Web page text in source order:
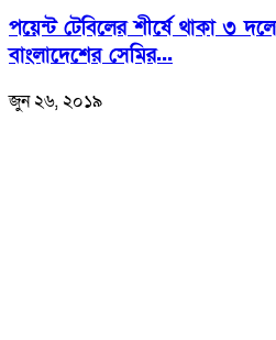
পয়েন্ট টেবিলের শীর্ষে থাকা ৩
বাংলাদেশের সেমির...
জুন ২৬, ২০১৯